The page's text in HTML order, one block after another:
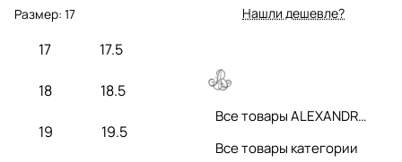
Размер: 17
17 17.5
18 18.5
19 19.5
Нашли дешевле?
Все товары ALEXANDRE VASSILIEV
Все товары категории